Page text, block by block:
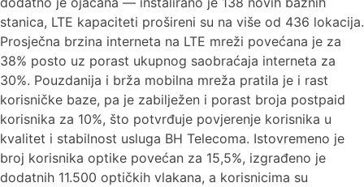
stanica, LTE kapaciteti prošireni su na više od 436 lokacija.
Prosječna brzina interneta na LTE mreži povećana je za
38% posto uz porast ukupnog saobraćaja interneta za
30%. Pouzdanija i brža mobilna mreža pratila je i rast
korisničke baze, pa je zabilježen i porast broja postpaid
korisnika za 10%, što potvrđuje povjerenje korisnika u
kvalitet i stabilnost usluga BH Telecoma. Istovremeno je
broj korisnika optike povećan za 15,5%, izgrađeno je
dodatnih 11.500 optičkih vlakana, a korisnicima su